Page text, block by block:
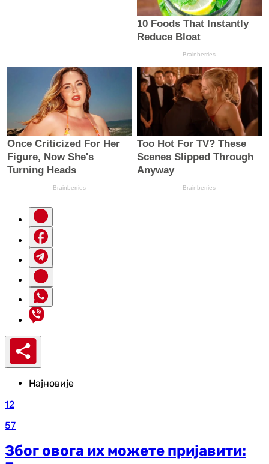
Најновије
12
57
Због овога их можете пријавити: